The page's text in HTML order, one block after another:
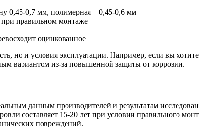
0,45-0,7 мм, полимерная – 0,45-0,6 мм
при правильном монтаже
оцинкованное
но и условия эксплуатации. Например, если вы
вариантом из-за повышенной защиты от коррозии.
данным производителей и результатам
составляет 15-20 лет при условии правильного
повреждений.